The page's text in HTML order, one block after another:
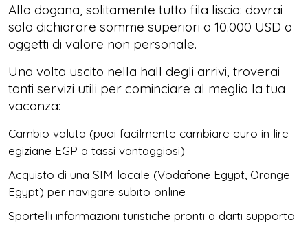
Alla dogana, solitamente tutto fila liscio: dovrai
solo dichiarare somme superiori a 10.000 USD o
oggetti di valore non personale.
Una volta uscito nella hall degli arrivi, troverai
tanti servizi utili per cominciare al meglio la tua
vacanza:
Cambio valuta (puoi facilmente cambiare euro in lire
egiziane EGP a tassi vantaggiosi)
Acquisto di una SIM locale (Vodafone Egypt, Orange
Egypt) per navigare subito online
Sportelli informazioni turistiche pronti a darti supporto